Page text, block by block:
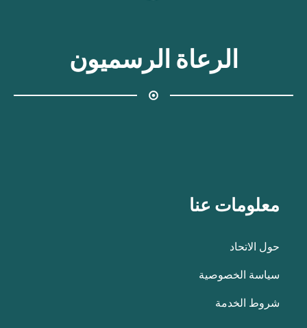
الرعاة الرسميون
معلومات عنا
حول الاتحاد
سياسة الخصوصية
شروط الخدمة